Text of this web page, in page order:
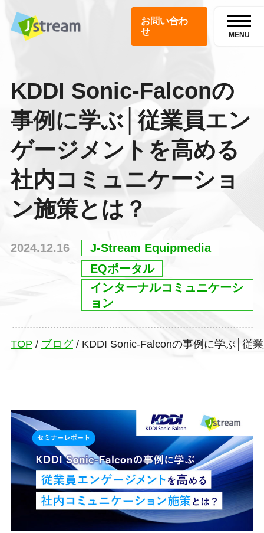
お問い合わ
せ
MENU
KDDI Sonic-Falconの
事例に学ぶ│従業員エン
ゲージメントを高める
社内コミュニケーショ
ン施策とは？
2024.12.16
J-Stream Equipmedia
EQポータル
インターナルコミュニケーシ
ョン
TOP / ブログ/ KDDI Sonic-Falconの事例に学ぶ│従